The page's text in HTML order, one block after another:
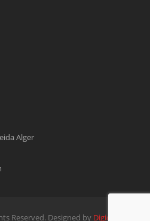
Alger
Reserved. Designed by Digidel